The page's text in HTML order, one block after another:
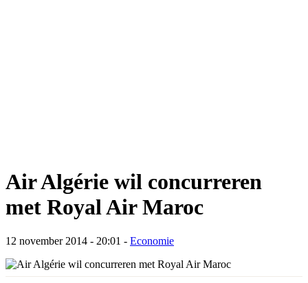
Air Algérie wil concurreren
met Royal Air Maroc
12 november 2014 - 20:01 - Economie